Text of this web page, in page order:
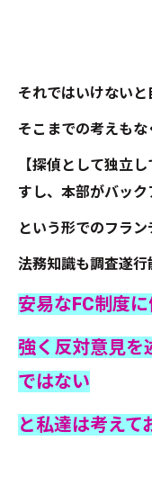
それではいけないと
そこまでの考えもな
【探偵として独立
すし、本部がバック
という形でのフラ
法務知識も調査遂行
安易なFC制度
強く反対意見を
ではない
と私達は考えて